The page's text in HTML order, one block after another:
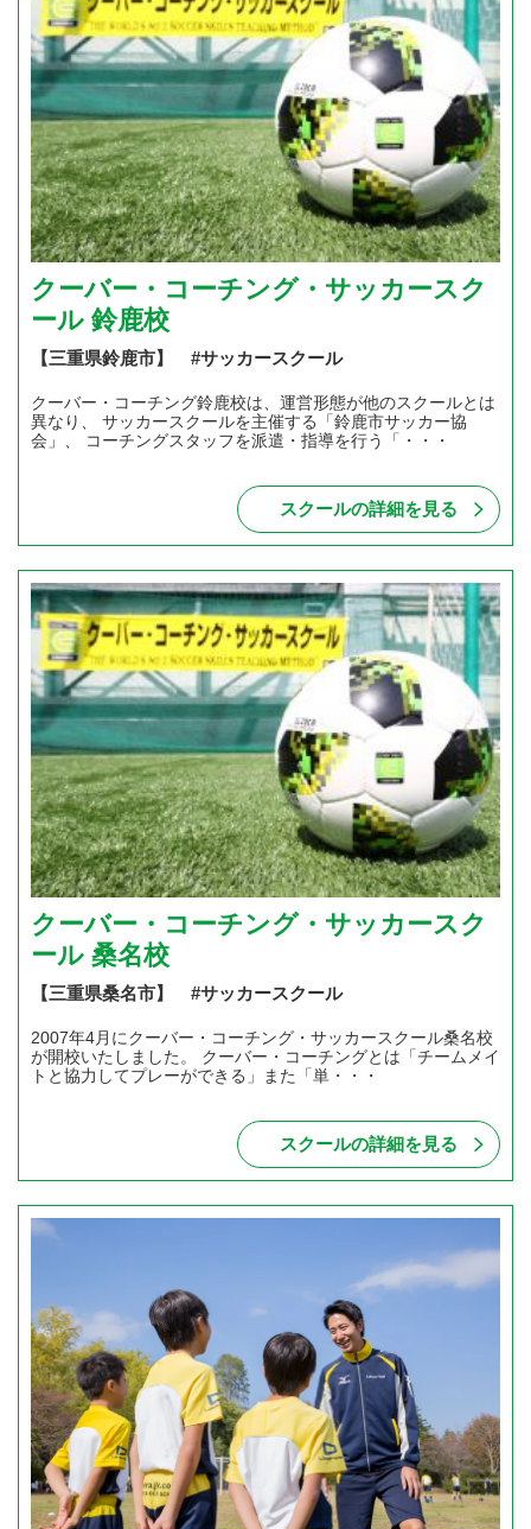
クーバー・コーチング・サッカースク
ール 鈴鹿校
【三重県鈴鹿市】 #サッカースクール
クーバー・コーチング鈴鹿校は、運営形態が他のスクールとは
異なり、 サッカースクールを主催する「鈴鹿市サッカー協
会」、 コーチングスタッフを派遣・指導を行う「・・・
スクールの詳細を見る
クーバー・コーチング・サッカースク
ール 桑名校
【三重県桑名市】 #サッカースクール
2007年4月にクーバー・コーチング・サッカースクール桑名校
が開校いたしました。 クーバー・コーチングとは「チームメイ
トと協力してプレーができる」また「単・・・
スクールの詳細を見る